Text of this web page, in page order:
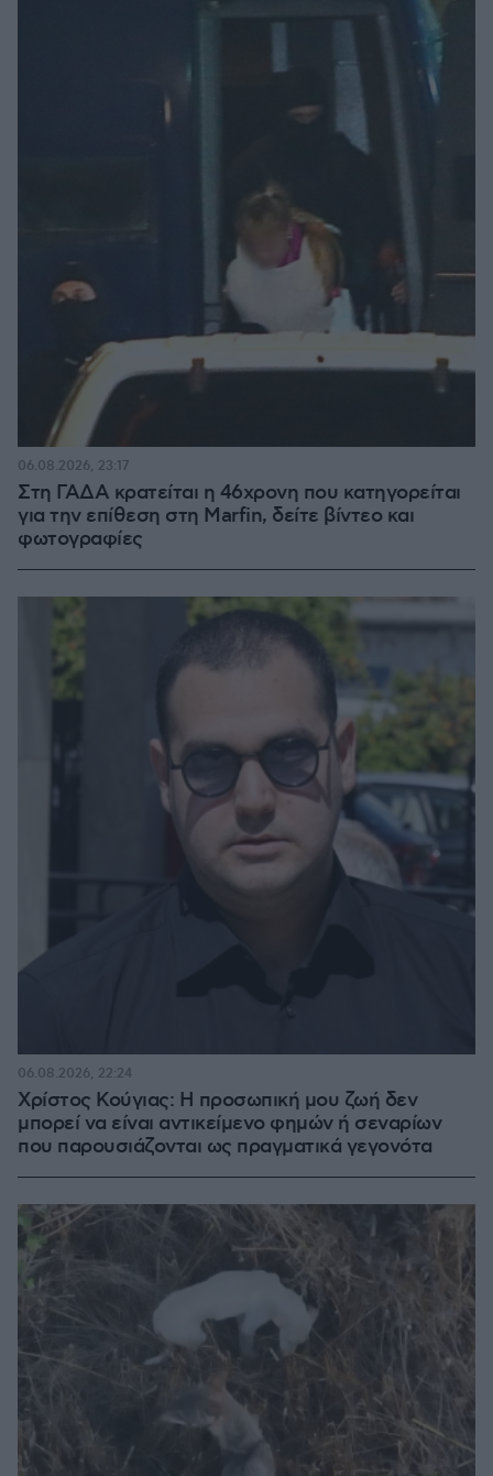
Στη ΓΑΔΑ κρατείται η 46χρονη που κατηγορείται
για την επίθεση στη Marfin, δείτε βίντεο και
φωτογραφίες
06.08.2026, 23:17
Χρίστος Κούγιας: Η προσωπική μου ζωή δεν
μπορεί να είναι αντικείμενο φημών ή σεναρίων
που παρουσιάζονται ως πραγματικά γεγονότα
06.08.2026, 22:24